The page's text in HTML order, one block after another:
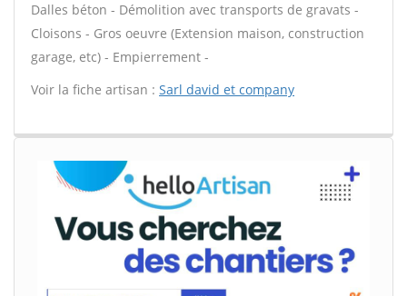
Dalles béton - Démolition avec transports de gravats -
Cloisons - Gros oeuvre (Extension maison, construction
garage, etc) - Empierrement -
Voir la fiche artisan : Sarl david et company